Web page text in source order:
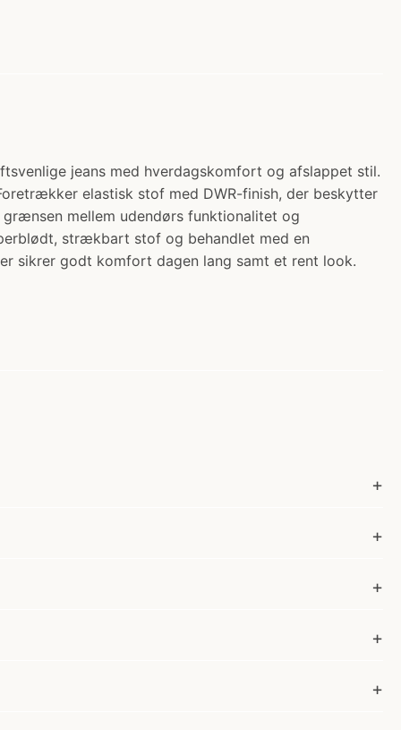
jeans med hverdagskomfort og afslappet stil.
elastisk stof med DWR-finish, der beskytter
mellem udendørs funktionalitet og
strækbart stof og behandlet med en
sikrer godt komfort dagen lang samt et rent look.